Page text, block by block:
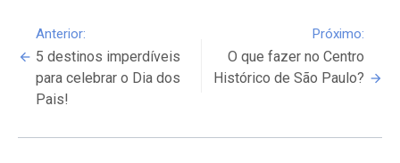
Continue
Reading
Anterior:
5 destinos imperdíveis
para celebrar o Dia dos
Pais!
Próximo:
O que fazer no Centro
Histórico de São Paulo?